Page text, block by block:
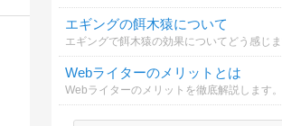
エギングの餌木猿について
エギングで餌木猿の効果についてどう感じ
Webライターのメリットとは